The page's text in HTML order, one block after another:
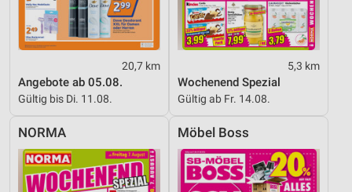
20,7 km
Angebote ab 05.08.
Gültig bis Di. 11.08.
5,3 km
Wochenend Spezial
Gültig ab Fr. 14.08.
NORMA Möbel Boss